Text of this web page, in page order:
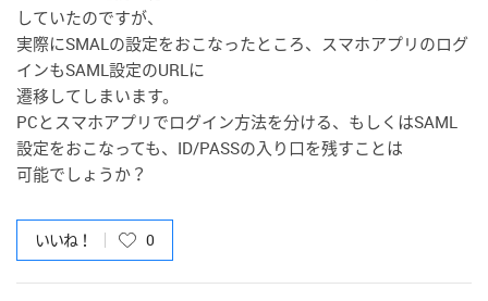
していたのですが、
実際にSMALの設定をおこなったところ、スマホアプリのログ
インもSAML設定のURLに
遷移してしまいます。
PCとスマホアプリでログイン方法を分ける、もしくはSAML
設定をおこなっても、ID/PASSの入り口を残すことは
可能でしょうか？
いいね！ 0